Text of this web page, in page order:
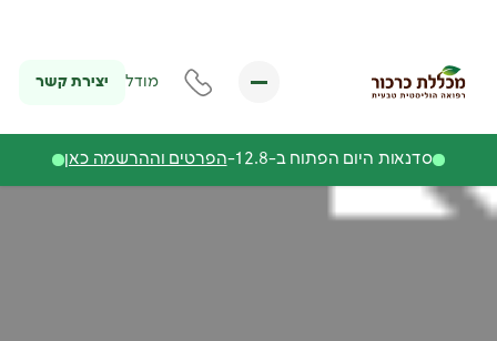
מודל יצירת קשר
סדנאות היום הפתוח ב-12.8- הפרטים וההרשמה כאן